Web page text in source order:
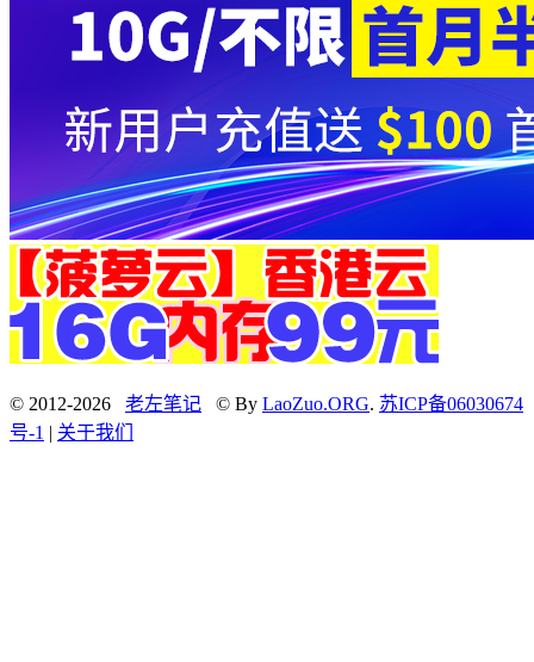
© 2012-2026 老左笔记 © By LaoZuo.ORG. 苏ICP备06030674
号-1 | 关于我们